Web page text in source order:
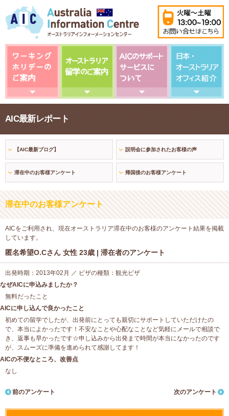
AIC最新レポート
【AIC最新ブログ】 説明会に参加されたお客様の声
滞在中のお客様アンケート 帰国後のお客様アンケート
滞在中のお客様アンケート
AICをご利用され、現在オーストラリア滞在中のお客様のアンケート結果を掲載
しています。
匿名希望O.Cさん 女性 23歳 | 滞在者のアンケート
出発時期：2013年02月 ／ ビザの種類：観光ビザ
なぜAICに申込みましたか？
無料だったこと
AICに申し込んで良かったこと
初めての留学でしたが、出発前にとっても親切にサポートしていただけたの
で、本当によかったです！不安なことや心配なことなど気軽にメールで相談で
き、返事も早かったです☆申し込みから出発まで時間が本当になかったのです
が、スムーズに準備を進められて感謝してます！
AICの不便なところ、改善点
なし
前のアンケート 次のアンケート